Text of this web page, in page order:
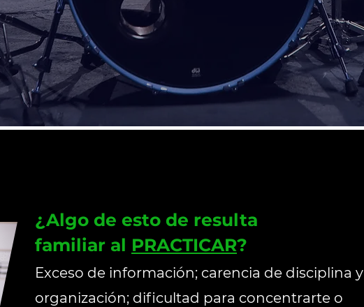
¿Algo de esto de resulta
familiar al PRACTICAR?
Exceso de información; carencia de disciplina y
organización; dificultad para concentrarte o